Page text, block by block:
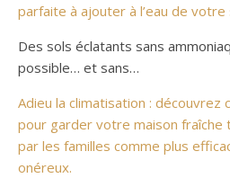
parfaite à ajouter à l’eau de votre
Des sols éclatants sans
possible… et sans…
Adieu la climatisation : découvrez
pour garder votre maison fraîche
par les familles comme plus
onéreux.